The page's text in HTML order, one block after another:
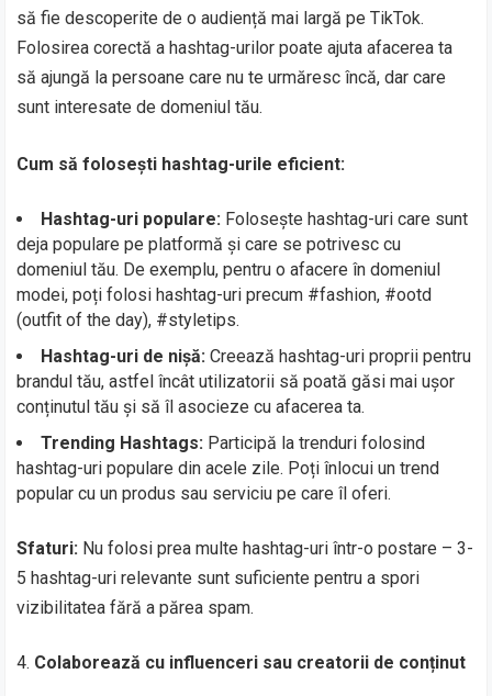
să fie descoperite de o audiență mai largă pe TikTok.
Folosirea corectă a hashtag-urilor poate ajuta afacerea ta
să ajungă la persoane care nu te urmăresc încă, dar care
sunt interesate de domeniul tău.
Cum să folosești hashtag-urile eficient:
Hashtag-uri populare: Folosește hashtag-uri care sunt
deja populare pe platformă și care se potrivesc cu
domeniul tău. De exemplu, pentru o afacere în domeniul
modei, poți folosi hashtag-uri precum #fashion, #ootd
(outfit of the day), #styletips.
Hashtag-uri de nișă: Creează hashtag-uri proprii pentru
brandul tău, astfel încât utilizatorii să poată găsi mai ușor
conținutul tău și să îl asocieze cu afacerea ta.
Trending Hashtags: Participă la trenduri folosind
hashtag-uri populare din acele zile. Poți înlocui un trend
popular cu un produs sau serviciu pe care îl oferi.
Sfaturi: Nu folosi prea multe hashtag-uri într-o postare – 3-
5 hashtag-uri relevante sunt suficiente pentru a spori
vizibilitatea fără a părea spam.
Colaborează cu influenceri sau creatorii de conținut